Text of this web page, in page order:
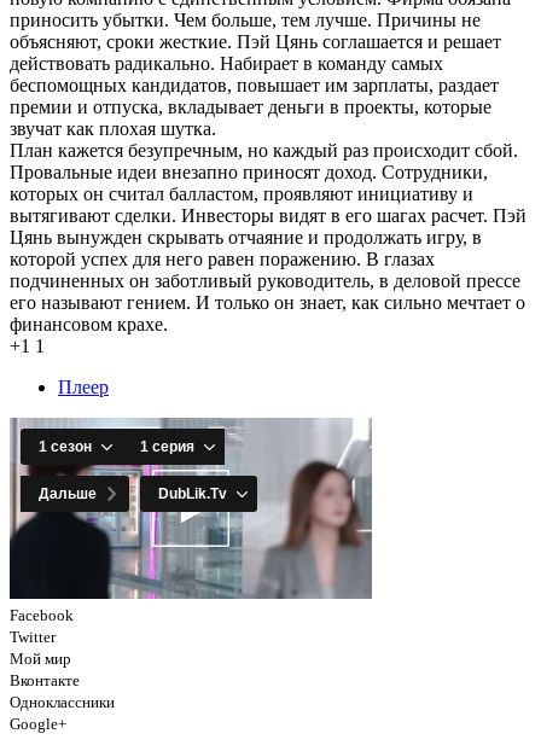
приносить убытки. Чем больше, тем лучше. Причины не
объясняют, сроки жесткие. Пэй Цянь соглашается и решает
действовать радикально. Набирает в команду самых
беспомощных кандидатов, повышает им зарплаты, раздает
премии и отпуска, вкладывает деньги в проекты, которые
звучат как плохая шутка.
План кажется безупречным, но каждый раз происходит сбой.
Провальные идеи внезапно приносят доход. Сотрудники,
которых он считал балластом, проявляют инициативу и
вытягивают сделки. Инвесторы видят в его шагах расчет. Пэй
Цянь вынужден скрывать отчаяние и продолжать игру, в
которой успех для него равен поражению. В глазах
подчиненных он заботливый руководитель, в деловой прессе
его называют гением. И только он знает, как сильно мечтает о
финансовом крахе.
+1 1
Плеер
Facebook
Twitter
Мой мир
Вконтакте
Одноклассники
Google+